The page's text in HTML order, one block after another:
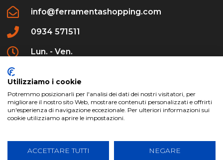
info@ferramentashopping.com
0934 571511
Lun. - Ven.
Creative Agency | All Rights Reserved.
Utilizziamo i cookie
Potremmo posizionarli per l'analisi dei dati dei nostri visitatori, per
migliorare il nostro sito Web, mostrare contenuti personalizzati e offrirti
un'esperienza di navigazione eccezionale. Per ulteriori informazioni sui
cookie utilizziamo aprire le impostazioni.
ACCETTARE TUTTI NEGARE